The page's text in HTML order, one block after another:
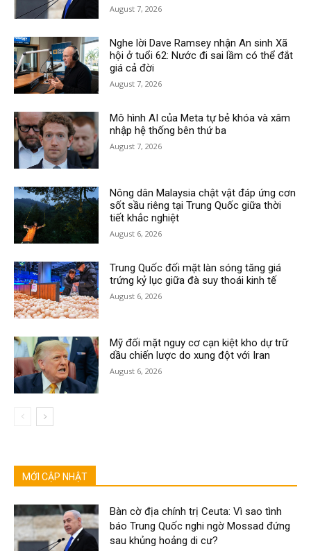
August 7, 2026
Nghe lời Dave Ramsey nhận An sinh Xã
hội ở tuổi 62: Nước đi sai lầm có thể đắt
giá cả đời
August 7, 2026
Mô hình AI của Meta tự bẻ khóa và xâm
nhập hệ thống bên thứ ba
August 7, 2026
Nông dân Malaysia chật vật đáp ứng cơn
sốt sầu riêng tại Trung Quốc giữa thời
tiết khắc nghiệt
August 6, 2026
Trung Quốc đối mặt làn sóng tăng giá
trứng kỷ lục giữa đà suy thoái kinh tế
August 6, 2026
Mỹ đối mặt nguy cơ cạn kiệt kho dự trữ
dầu chiến lược do xung đột với Iran
August 6, 2026
MỚI CẬP NHẬT
Bàn cờ địa chính trị Ceuta: Vì sao tình
báo Trung Quốc nghi ngờ Mossad đứng
sau khủng hoảng di cư?